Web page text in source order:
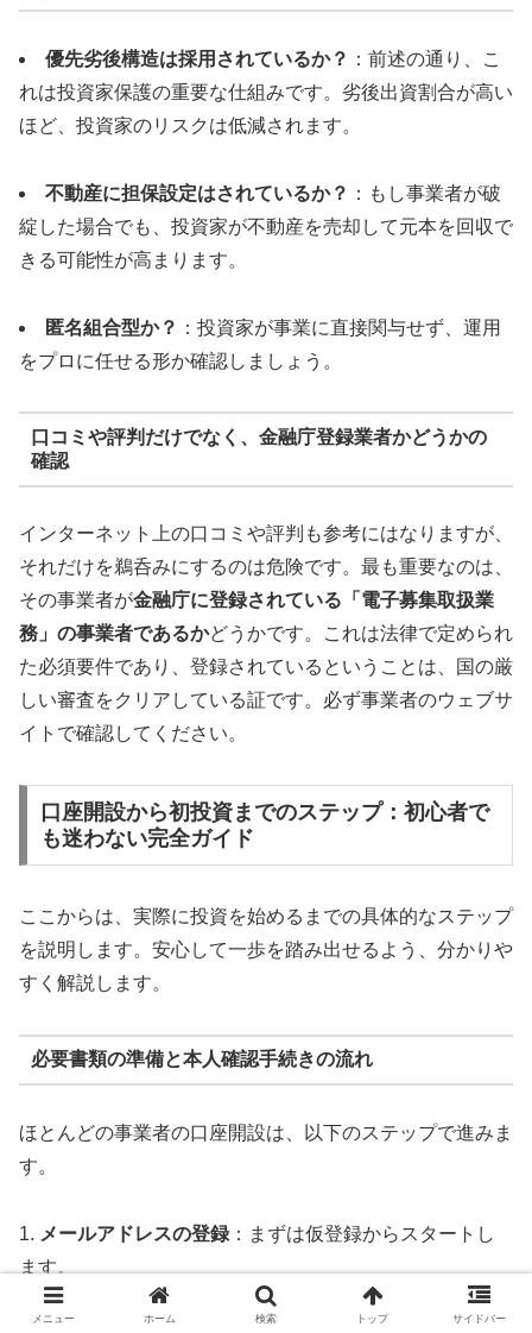
優先劣後構造は採用されているか？ ：前述の通り、こ
れは投資家保護の重要な仕組みです。劣後出資割合が高い
ほど、投資家のリスクは低減されます。
不動産に担保設定はされているか？ ：もし事業者が破
綻した場合でも、投資家が不動産を売却して元本を回収で
きる可能性が高まります。
匿名組合型か？ ：投資家が事業に直接関与せず、運用
をプロに任せる形か確認しましょう。
口コミや評判だけでなく、金融庁登録業者かどうかの
確認
インターネット上の口コミや評判も参考にはなりますが、
それだけを鵜呑みにするのは危険です。最も重要なのは、
その事業者が金融庁に登録されている「電子募集取扱業
務」の事業者であるかどうかです。これは法律で定められ
た必須要件であり、登録されているということは、国の厳
しい審査をクリアしている証です。必ず事業者のウェブサ
イトで確認してください。
口座開設から初投資までのステップ：初心者で
も迷わない完全ガイド
ここからは、実際に投資を始めるまでの具体的なステップ
を説明します。安心して一歩を踏み出せるよう、分かりや
すく解説します。
必要書類の準備と本人確認手続きの流れ
ほとんどの事業者の口座開設は、以下のステップで進みま
す。
1. メールアドレスの登録 ：まずは仮登録からスタートし
ます。
基本情報の入力
：氏名、住所、生年月日、職業などの
メニュー ホーム 検索 トップ サイドバー